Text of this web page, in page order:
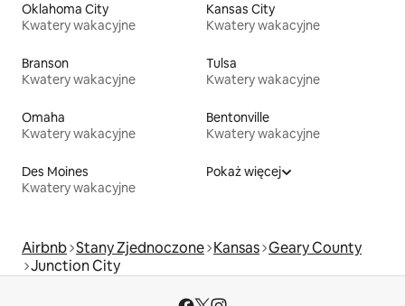
Oklahoma City
Kwatery wakacyjne
Kansas City
Kwatery wakacyjne
Branson
Kwatery wakacyjne
Tulsa
Kwatery wakacyjne
Omaha
Kwatery wakacyjne
Bentonville
Kwatery wakacyjne
Des Moines
Kwatery wakacyjne
Pokaż więcej
Airbnb Stany Zjednoczone Kansas Geary County
Junction City